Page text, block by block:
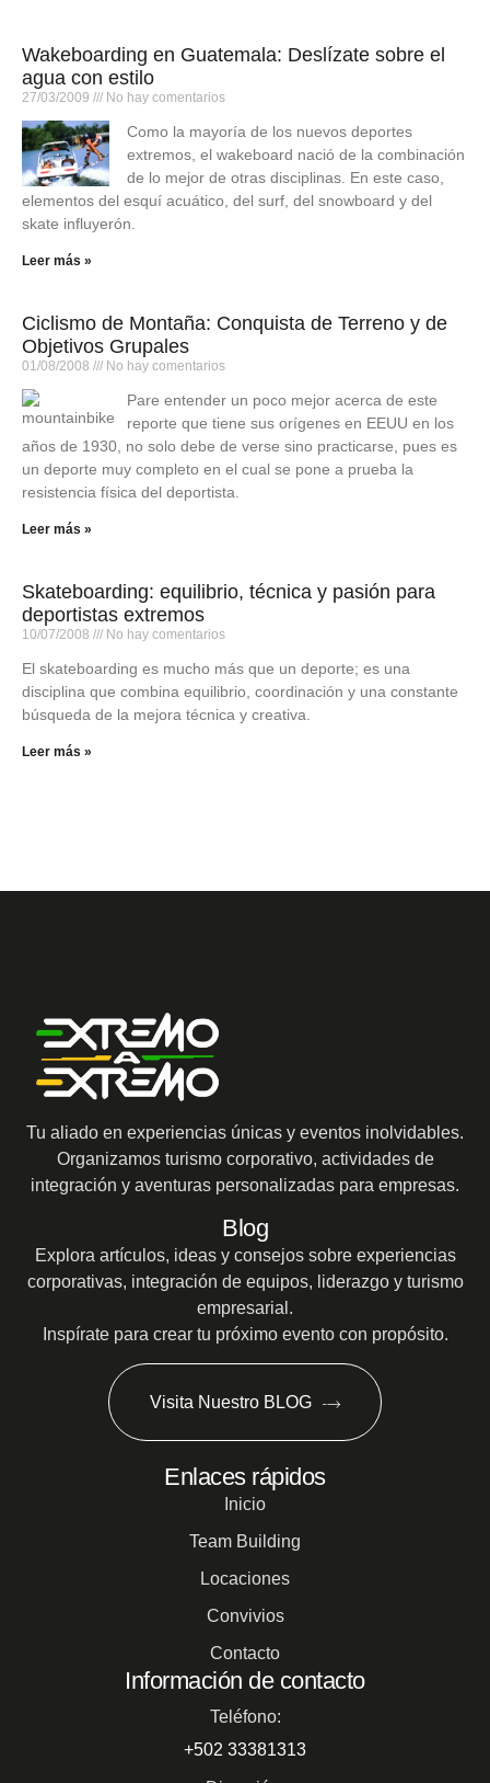
Wakeboarding en Guatemala: Deslízate sobre el
agua con estilo
27/03/2009 No hay comentarios
Como la mayoría de los nuevos deportes
extremos, el wakeboard nació de la combinación
de lo mejor de otras disciplinas. En este caso,
elementos del esquí acuático, del surf, del snowboard y del
skate influyerón.
Leer más »
Ciclismo de Montaña: Conquista de Terreno y de
Objetivos Grupales
01/08/2008 No hay comentarios
Pare entender un poco mejor acerca de este
reporte que tiene sus orígenes en EEUU en los
años de 1930, no solo debe de verse sino practicarse, pues es
un deporte muy completo en el cual se pone a prueba la
resistencia física del deportista.
Leer más »
Skateboarding: equilibrio, técnica y pasión para
deportistas extremos
10/07/2008 No hay comentarios
El skateboarding es mucho más que un deporte; es una
disciplina que combina equilibrio, coordinación y una constante
búsqueda de la mejora técnica y creativa.
Leer más »
Tu aliado en experiencias únicas y eventos inolvidables.
Organizamos turismo corporativo, actividades de
integración y aventuras personalizadas para empresas.
Blog
Explora artículos, ideas y consejos sobre experiencias
corporativas, integración de equipos, liderazgo y turismo
empresarial.
Inspírate para crear tu próximo evento con propósito.
Visita Nuestro BLOG
Enlaces rápidos
Inicio
Team Building
Locaciones
Convivios
Contacto
Información de contacto
Teléfono:
+502 33381313